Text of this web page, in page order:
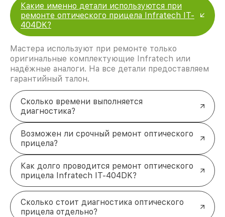
Какие именно детали используются при
ремонте оптического прицела Infratech IT-
404DK?
Мастера используют при ремонте только
оригинальные комплектующие Infratech или
надёжные аналоги. На все детали предоставляем
гарантийный талон.
Сколько времени выполняется
диагностика?
Возможен ли срочный ремонт оптического
прицела?
Как долго проводится ремонт оптического
прицела Infratech IT-404DK?
Сколько стоит диагностика оптического
прицела отдельно?